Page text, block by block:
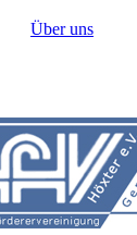
Über uns